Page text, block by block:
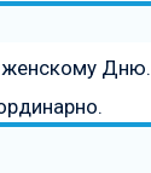
женскому Дню.